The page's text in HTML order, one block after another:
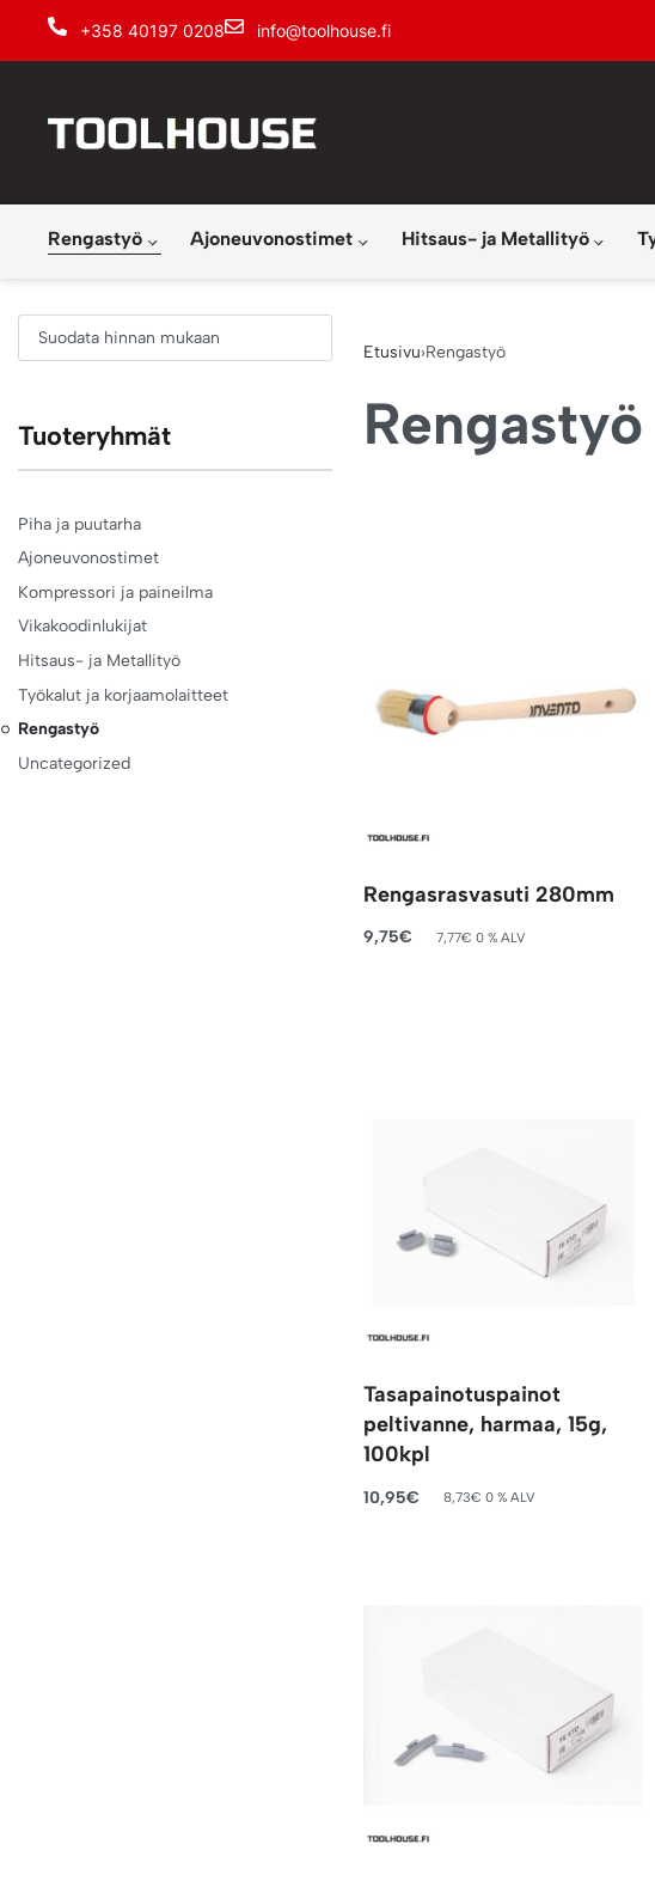
+358 40197 0208 info@toolhouse.fi
Rengastyö Ajoneuvonostimet Hitsaus- ja Metallityö
Suodata hinnan mukaan
Tuoteryhmät
Piha ja puutarha
Ajoneuvonostimet
Kompressori ja paineilma
Vikakoodinlukijat
Hitsaus- ja Metallityö
Työkalut ja korjaamolaitteet
Rengastyö
Uncategorized
Etusivu›Rengastyö
Rengastyö
Rengasrasvasuti 280mm
9,75€ 7,77€ 0 % ALV
Tasapainotuspainot
peltivanne, harmaa, 15g,
100kpl
10,95€ 8,73€ 0 % ALV